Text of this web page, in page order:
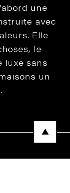
une
avec
Elle
le
luxe sans
un